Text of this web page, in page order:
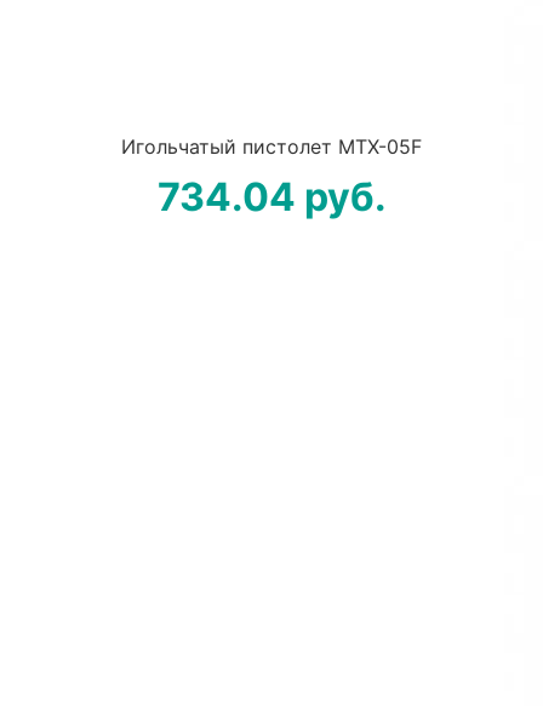
Игольчатый пистолет MTX-05F
734.04 руб.